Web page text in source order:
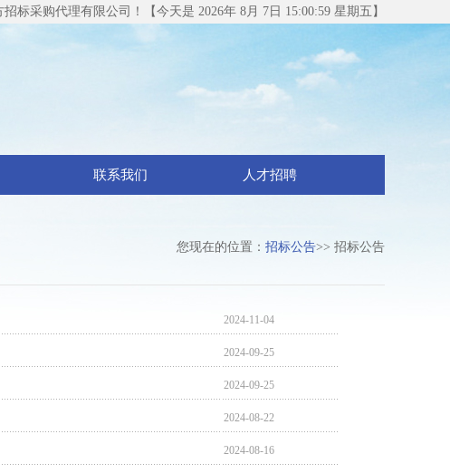
标采购代理有限公司！【今天是 2026年 8月 7日 15:00:59 星期五】
联系我们 人才招聘
您现在的位置： 招标公告>> 招标公告
2024-11-04
2024-09-25
2024-09-25
2024-08-22
2024-08-16